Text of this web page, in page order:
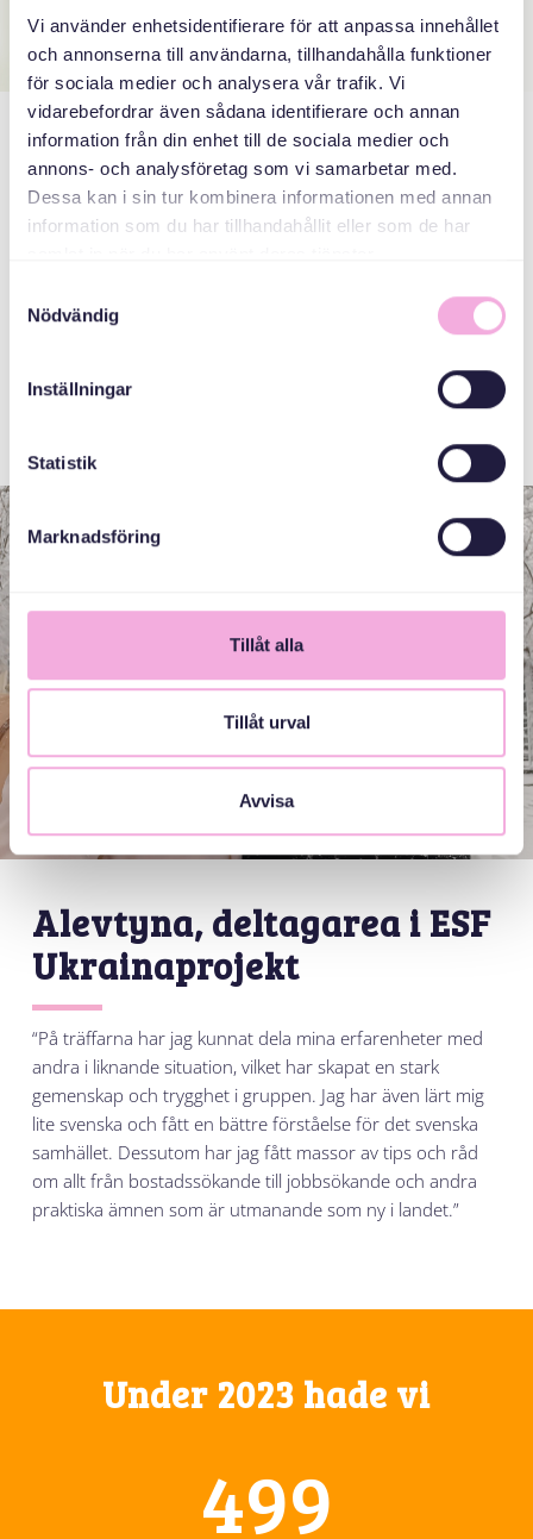
Vi använder enhetsidentifierare för att anpassa innehållet
och annonserna till användarna, tillhandahålla funktioner
för sociala medier och analysera vår trafik. Vi
vidarebefordrar även sådana identifierare och annan
information från din enhet till de sociala medier och
annons- och analysföretag som vi samarbetar med.
Dessa kan i sin tur kombinera informationen med annan
information som du har tillhandahållit eller som de har
Nödvändig
Inställningar
Statistik
Marknadsföring
Tillåt alla
Tillåt urval
Avvisa
Milli, deltagare i Järfälla
föräldragrupp
människor med olika bakgrund, erfarenheter och kulturer.
Jag har lärt mig mycket av de andra i gruppen och genom
utvecklas medan de leker med andra barn, vilket är bra
Alevtyna, deltagarea i ESF
Ukrainaprojekt
“På träffarna har jag kunnat dela mina erfarenheter med
andra i liknande situation, vilket har skapat en stark
gemenskap och trygghet i gruppen. Jag har även lärt mig
lite svenska och fått en bättre förståelse för det svenska
samhället. Dessutom har jag fått massor av tips och råd
om allt från bostadssökande till jobbsökande och andra
praktiska ämnen som är utmanande som ny i landet.”
Under 2023 hade vi
528